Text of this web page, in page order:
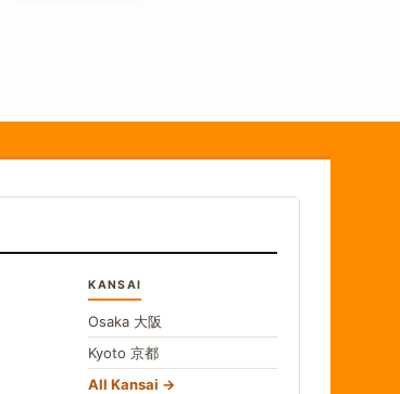
KANSAI
Osaka 大阪
Kyoto京都
All Kansai